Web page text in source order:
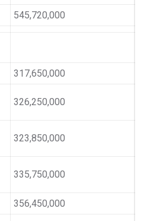
545,720,000
317,650,000
326,250,000
323,850,000
335,750,000
356,450,000